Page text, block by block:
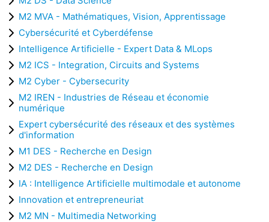
M2 MVA - Mathématiques, Vision, Apprentissage
Cybersécurité et Cyberdéfense
Intelligence Artificielle - Expert Data & MLops
M2 ICS - Integration, Circuits and Systems
M2 Cyber - Cybersecurity
M2 IREN - Industries de Réseau et économie
numérique
Expert cybersécurité des réseaux et des systèmes
d'information
M1 DES - Recherche en Design
M2 DES - Recherche en Design
IA : Intelligence Artificielle multimodale et autonome
Innovation et entrepreneuriat
M2 MN - Multimedia Networking